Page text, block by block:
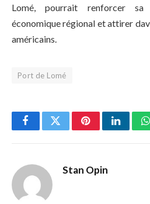
Lomé, pourrait renforcer
économique régional et attirer
américains.
Port de Lomé
FacebookTwitterPinterest
Stan Opin